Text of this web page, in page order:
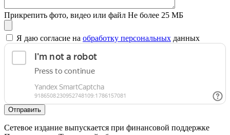
Прикрепить фото, видео или файл Не более 25 МБ
Я даю согласие на обработку персональных данных
Отправить
Сетевое издание выпускается при финансовой поддержке